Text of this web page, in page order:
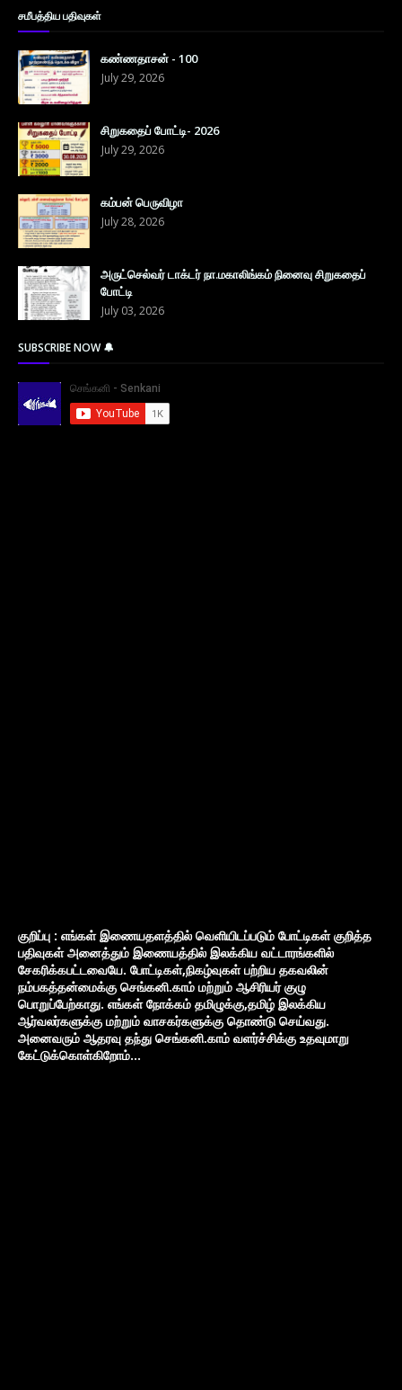
சமீபத்திய பதிவுகள்
கண்ணதாசன் - 100
July 29, 2026
சிறுகதைப் போட்டி- 2026
July 29, 2026
கம்பன் பெருவிழா
July 28, 2026
அருட்செல்வர் டாக்டர் நா.மகாலிங்கம் நினைவு சிறுகதைப்
போட்டி
July 03, 2026
SUBSCRIBE NOW 🔔
குறிப்பு : எங்கள் இணையதளத்தில் வெளியிடப்படும் போட்டிகள் குறித்த
பதிவுகள் அனைத்தும் இணையத்தில் இலக்கிய வட்டாரங்களில்
சேகரிக்கபட்டவையே. போட்டிகள்,நிகழ்வுகள் பற்றிய தகவலின்
நம்பகத்தன்மைக்கு செங்கனி.காம் மற்றும் ஆசிரியர் குழு
பொறுப்பேற்காது. எங்கள் நோக்கம் தமிழுக்கு,தமிழ் இலக்கிய
ஆர்வலர்களுக்கு மற்றும் வாசகர்களுக்கு தொண்டு செய்வது.
அனைவரும் ஆதரவு தந்து செங்கனி.காம் வளர்ச்சிக்கு உதவுமாறு
கேட்டுக்கொள்கிறோம்...